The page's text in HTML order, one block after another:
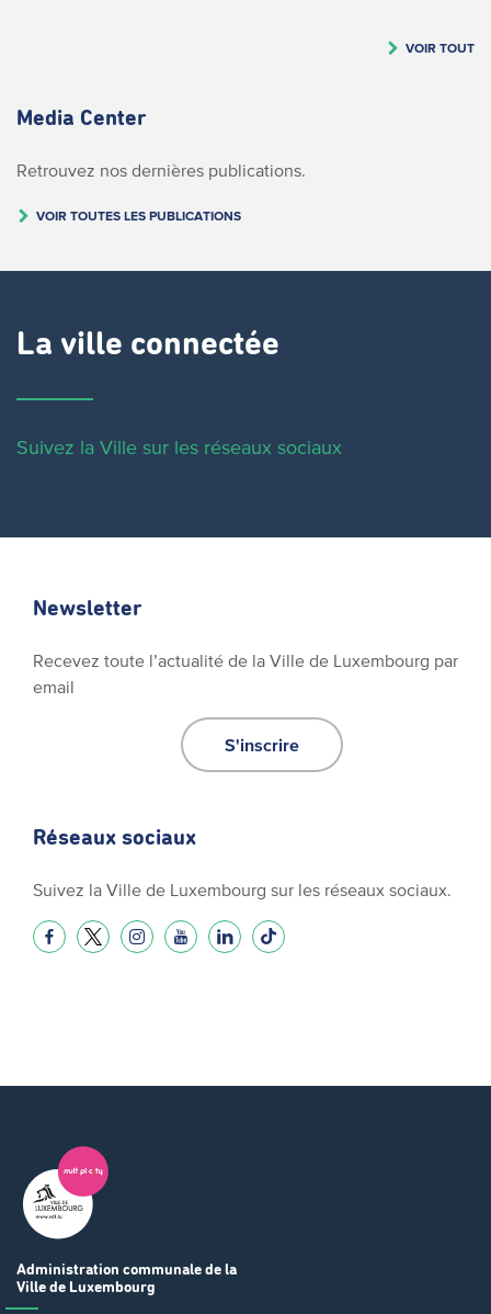
VOIR TOUT
Media Center
Retrouvez nos dernières publications.
VOIR TOUTES LES PUBLICATIONS
La ville connectée
Suivez la Ville sur les réseaux sociaux
Newsletter
Recevez toute l’actualité de la Ville de Luxembourg par
email
S'inscrire
Réseaux sociaux
Suivez la Ville de Luxembourg sur les réseaux sociaux.
Administration communale de la
Ville de Luxembourg